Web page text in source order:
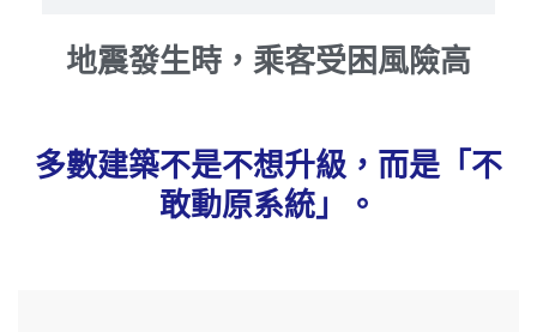
地震發生時，乘客受困風險高
多數建築不是不想升級，而是「不
敢動原系統」。